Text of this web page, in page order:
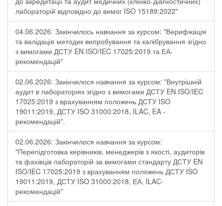
лабораторій відповідно до вимог ISO 15189:2022"
04.06.2026: Закінчилось навчання за курсом: "Верифікація
та валідація методик випробування та калібрування згідно
з вимогами ДСТУ EN ISO/IEC 17025:2019 та ЕА-
рекомендацій"
02.06.2026: Закінчилося навчання за курсом: "Внутрішній
аудит в лабораторіях згідно з вимогами ДСТУ EN ISO/IEC
17025:2019 з врахуванням положень ДСТУ ISO
19011:2019, ДСТУ ISO 31000:2018, ILAC, EA -
рекомендацій".
02.06.2026: Закінчилося навчання за курсом:
"Перепідготовка керівників, менеджерів з якості, аудиторів
та фахівців лабораторій за вимогами стандарту ДСТУ EN
ISO/IEC 17025:2019 з врахуванням положень ДСТУ ISO
19011:2019, ДСТУ ISO 31000:2018, ЕА, ILAC-
рекомендацій"